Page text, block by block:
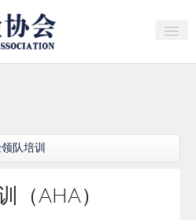
队培训
（AHA）